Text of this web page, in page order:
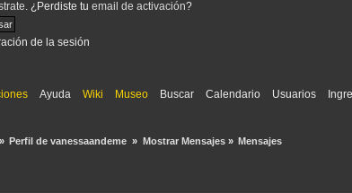
. ¿Perdiste tu email de activación?
de la sesión
Ayuda Wiki Museo Buscar Calendario Usuarios
Perfil de vanessaandeme » Mostrar Mensajes» Mensajes